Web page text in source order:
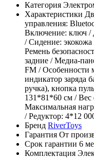
Категория
Характеристики
управления:
Включение: ключ /
/ Сидение: экокожа
Ремень
задние / Медиа-
FM / Особенности
индикатор заряда
ручка), кнопка
131*81*60 см / Вес
Максимальная
/ Редуктор: 4*12
Бренд RiverToys
Гарантия От
Срок гарантии 6
Комплектация